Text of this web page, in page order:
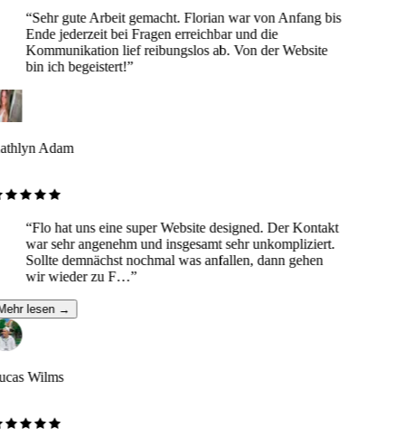
“Sehr gute Arbeit gemacht. Florian war von Anfang bis
Ende jederzeit bei Fragen erreichbar und die
Kommunikation lief reibungslos ab. Von der Website
bin ich begeistert!”
Adam
“Flo hat uns eine super Website designed. Der Kontakt
war sehr angenehm und insgesamt sehr unkompliziert.
Sollte demnächst nochmal was anfallen, dann gehen
wir wieder zu F…”
lesen →
Wilms